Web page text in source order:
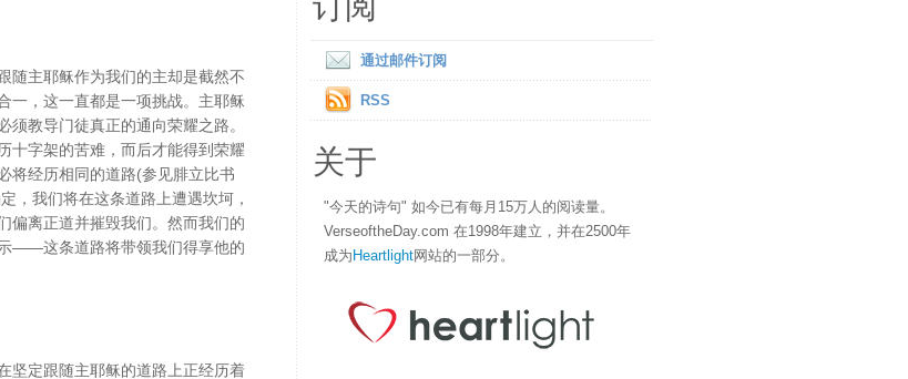
随主耶稣作为我们的主却是截然不
一，这一直都是一项挑战。主耶稣
教导门徒真正的通向荣耀之路。
十字架的苦难，而后才能得到荣耀
将经历相同的道路(参见腓立比书
，我们将在这条道路上遭遇坎坷，
偏离正道并摧毁我们。然而我们的
——这条道路将带领我们得享他的
坚定跟随主耶稣的道路上正经历着
通过邮件订阅
RSS
关于
"今天的诗句" 如今已有每月15万人的阅读量。
VerseoftheDay.com 在1998年建立，并在2500年
成为 Heartlight网站的一部分。